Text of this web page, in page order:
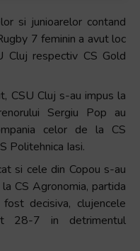
si junioarelor contand
7 feminin a avut loc
Cluj respectiv CS Gold
CSU Cluj s-au impus la
Sergiu Pop au
celor de la CS
Politehnica Iasi.
si cele din Copou s-au
CS Agronomia, partida
decisiva, clujencele
28-7 in detrimentul